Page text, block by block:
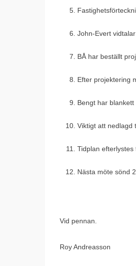
John-Evert
BÅ har beställt
Efter projektering
Bengt har
Viktigt att nedlagd
Tidplan efterlystes
Nästa möte sönd
Vid pennan.
Roy Andreasson